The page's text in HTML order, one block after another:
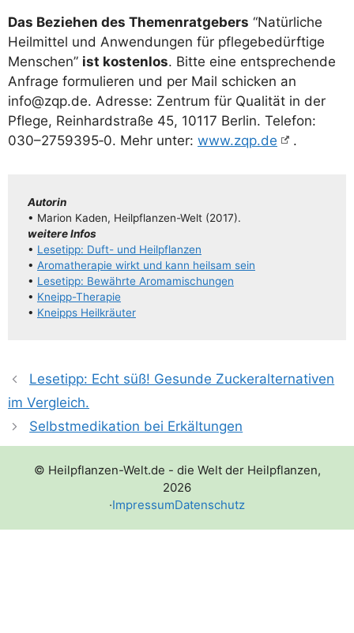
Das Bezie­hen des The­men­rat­ge­bers “Natür­li­che
Heil­mit­tel und Anwen­dun­gen für pfle­ge­be­dürf­ti­ge
Men­schen” ist kos­ten­los. Bit­te eine ent­spre­chen­de
Anfra­ge for­mu­lie­ren und per Mail schi­cken an
info@zqp.de. Adres­se: Zen­trum für Qua­li­tät in der
Pfle­ge, Rein­hard­stra­ße 45, 10117 Ber­lin. Tele­fon:
030–2759395‑0. Mehr unter: www.zqp.de .
Autorin
• Mari­on Kaden, Heil­pflan­­zen-Welt (2017).
wei­te­re Infos
• Lese­tipp: Duft- und Heilpflanzen
• Aro­ma­the­ra­pie wirkt und kann heil­sam sein
• Lese­tipp: Bewähr­te Aromamischungen
• Kneipp-The­ra­pie
• Kneipps Heil­kräu­ter
Lesetipp: Echt süß! Gesunde Zuckeralternativen
im Vergleich.
Selbstmedikation bei Erkältungen
© Heilpflanzen-Welt.de - die Welt der Heilpflanzen,
2026
·ImpressumDatenschutz